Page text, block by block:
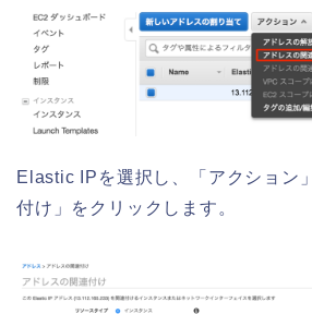
Elastic IPを選択し、「アクション
付け」をクリックします。